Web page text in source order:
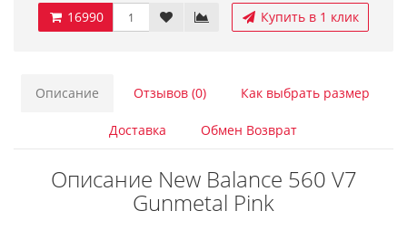
16990 Купить в 1 клик
Описание Отзывов (0) Как выбрать размер
Доставка Обмен Возврат
Описание New Balance 560 V7
Gunmetal Pink